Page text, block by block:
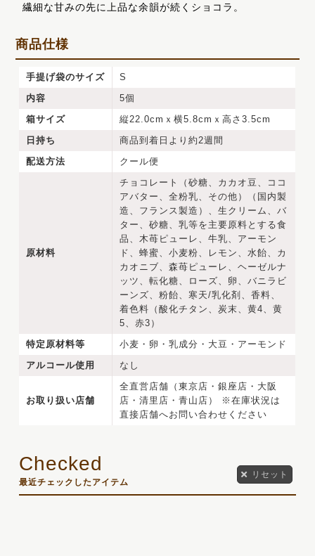
繊細な甘みの先に上品な余韻が続くショコラ。
商品仕様
手提げ袋のサイズ
S
内容
5個
箱サイズ
縦22.0cmｘ横5.8cmｘ高さ3.5cm
日持ち
商品到着日より約2週間
配送方法
クール便
原材料
チョコレート（砂糖、カカオ豆、ココ
アバター、全粉乳、その他）（国内製
造、フランス製造）、生クリーム、バ
ター、砂糖、乳等を主要原料とする食
品、木苺ピューレ、牛乳、アーモン
ド、蜂蜜、小麦粉、レモン、水飴、カ
カオニブ、森苺ピューレ、ヘーゼルナ
ッツ、転化糖、ローズ、卵、バニラビ
ーンズ、粉飴、寒天/乳化剤、香料、
着色料（酸化チタン、炭末、黄4、黄
5、赤3）
特定原材料等
小麦・卵・乳成分・大豆・アーモンド
アルコール使用
なし
お取り扱い店舗
全直営店舗（東京店・銀座店・大阪
店・清里店・青山店） ※在庫状況は
直接店舗へお問い合わせください
最近チェックしたアイテム
リセット